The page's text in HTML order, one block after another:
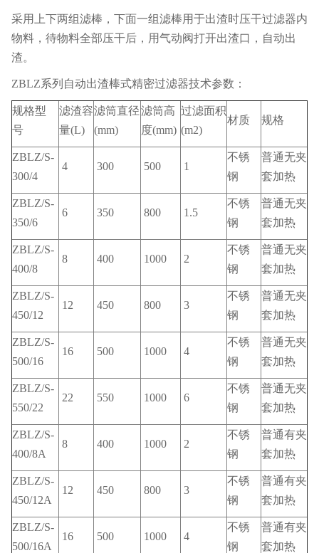
采用上下两组滤棒，下面一组滤棒用于出渣时压干过滤器内
物料，待物料全部压干后，用气动阀打开出渣口，自动出
渣。
ZBLZ系列自动出渣棒式精密过滤器技术参数：
规格型
号
滤渣容
量(L)
滤筒直径
(mm)
滤筒高
度(mm)
过滤面积
(m2)
材质 规格
ZBLZ/S-
300/4
4 300 500 1
不锈
钢
普通无夹
套加热
ZBLZ/S-
350/6
6 350 800 1.5
不锈
钢
普通无夹
套加热
ZBLZ/S-
400/8
8 400 1000 2
不锈
钢
普通无夹
套加热
ZBLZ/S-
450/12
12 450 800 3
不锈
钢
普通无夹
套加热
ZBLZ/S-
500/16
16 500 1000 4
不锈
钢
普通无夹
套加热
ZBLZ/S-
550/22
22 550 1000 6
不锈
钢
普通无夹
套加热
ZBLZ/S-
400/8A
8 400 1000 2
不锈
钢
普通有夹
套加热
ZBLZ/S-
450/12A
12 450 800 3
不锈
钢
普通有夹
套加热
ZBLZ/S-
500/16A
16 500 1000 4
不锈
钢
普通有夹
套加热